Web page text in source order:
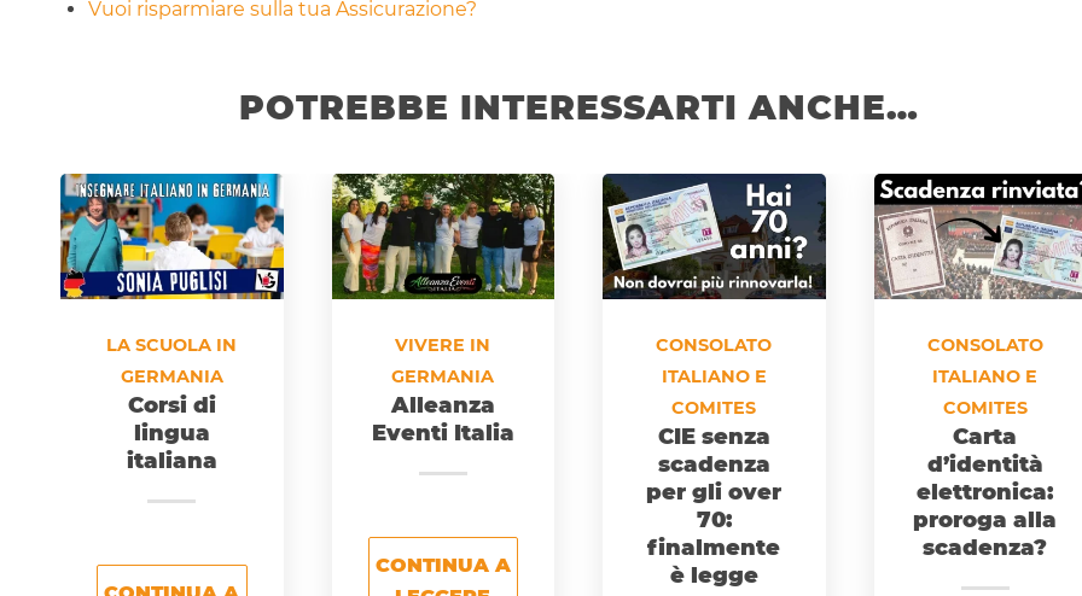
Vuoi risparmiare sulla tua Assicurazione?
POTREBBE INTERESSARTI ANCHE…
LA SCUOLA IN
GERMANIA
Corsi di
lingua
italiana
VIVERE IN
GERMANIA
Alleanza
Eventi Italia
CONTINUA A
CONSOLATO
ITALIANO E
COMITES
CIE senza
scadenza
per gli over
70:
finalmente
è legge
CONSOLATO
ITALIANO E
COMITES
Carta
d’identità
elettronica:
proroga alla
scadenza?